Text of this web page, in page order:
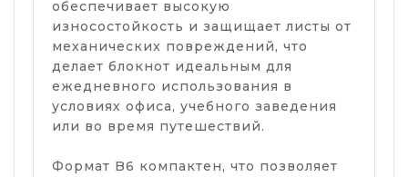
обеспечивает высокую
износостойкость и защищает листы от
механических повреждений, что
делает блокнот идеальным для
ежедневного использования в
условиях офиса, учебного заведения
или во время путешествий.
Формат B6 компактен, что позволяет